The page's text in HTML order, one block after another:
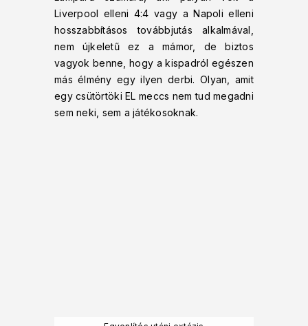
Liverpool elleni 4:4 vagy a Napoli elleni
hosszabbításos továbbjutás alkalmával,
nem újkeletű ez a mámor, de biztos
vagyok benne, hogy a kispadról egészen
más élmény egy ilyen derbi. Olyan, amit
egy csütörtöki EL meccs nem tud megadni
sem neki, sem a játékosoknak.